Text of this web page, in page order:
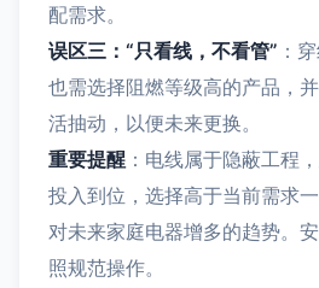
配需求。
误区三：“只看线，不看管” ：
也需选择阻燃等级高的产品，
活抽动，以便未来更换。
重要提醒 ：电线属于隐蔽工程
投入到位，选择高于当前需求
对未来家庭电器增多的趋势。
照规范操作。